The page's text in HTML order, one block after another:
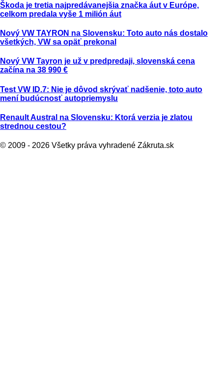
Škoda je tretia najpredávanejšia značka áut v Európe,
celkom predala vyše 1 milión áut
Nový VW TAYRON na Slovensku: Toto auto nás dostalo
všetkých, VW sa opäť prekonal
Nový VW Tayron je už v predpredaji, slovenská cena
začína na 38 990 €
Test VW ID.7: Nie je dôvod skrývať nadšenie, toto auto
mení budúcnosť autopriemyslu
Renault Austral na Slovensku: Ktorá verzia je zlatou
strednou cestou?
© 2009 - 2026 Všetky práva vyhradené Zákruta.sk